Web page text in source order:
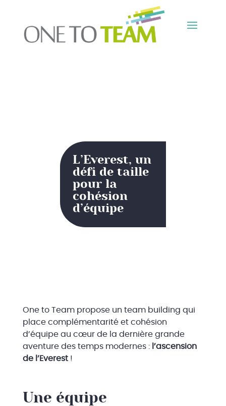
L’Everest, un
défi de taille
pour la
cohésion
d’équipe
One to Team propose un team building qui
place complémentarité et cohésion
d’équipe au cœur de la dernière grande
aventure des temps modernes : l’ascension
de l’Everest!
Une équipe